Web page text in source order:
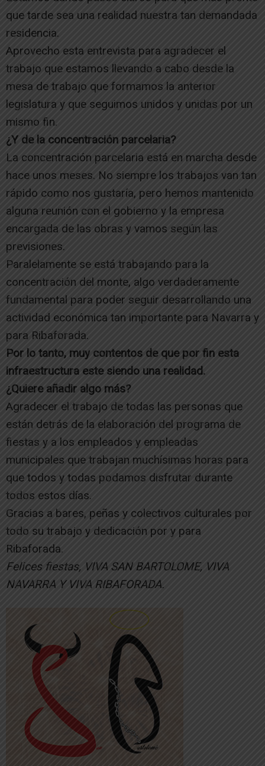
que tarde sea una realidad nuestra tan demandada
residencia.
Aprovecho esta entrevista para agradecer el
trabajo que estamos llevando a cabo desde la
mesa de trabajo que formamos la anterior
legislatura y que seguimos unidos y unidas por un
mismo fin.
¿Y de la concentración parcelaria?
La concentración parcelaria está en marcha desde
hace unos meses. No siempre los trabajos van tan
rápido como nos gustaría, pero hemos mantenido
alguna reunión con el gobierno y la empresa
encargada de las obras y vamos según las
previsiones.
Paralelamente se está trabajando para la
concentración del monte, algo verdaderamente
fundamental para poder seguir desarrollando una
actividad económica tan importante para Navarra y
para Ribaforada.
Por lo tanto, muy contentos de que por fin esta
infraestructura este siendo una realidad.
¿Quiere añadir algo más?
Agradecer el trabajo de todas las personas que
están detrás de la elaboración del programa de
fiestas y a los empleados y empleadas
municipales que trabajan muchísimas horas para
que todos y todas podamos disfrutar durante
todos estos días.
Gracias a bares, peñas y colectivos culturales por
todo su trabajo y dedicación por y para
Ribaforada.
Felices fiestas, VIVA SAN BARTOLOME, VIVA
NAVARRA Y VIVA RIBAFORADA.